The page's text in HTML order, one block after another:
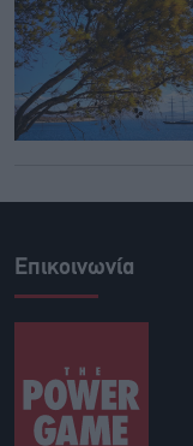
Επικοινωνία